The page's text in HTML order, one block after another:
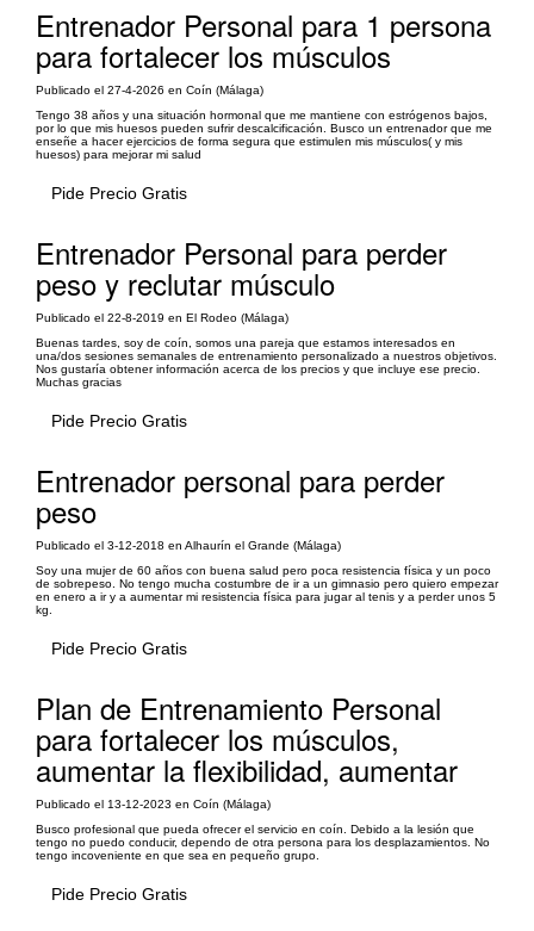
Entrenador Personal para 1 persona
para fortalecer los músculos
Publicado el 27-4-2026 en Coín (Málaga)
Tengo 38 años y una situación hormonal que me mantiene con estrógenos bajos,
por lo que mis huesos pueden sufrir descalcificación. Busco un entrenador que me
enseñe a hacer ejercicios de forma segura que estimulen mis músculos( y mis
huesos) para mejorar mi salud
Pide Precio Gratis
Entrenador Personal para perder
peso y reclutar músculo
Publicado el 22-8-2019 en El Rodeo (Málaga)
Buenas tardes, soy de coín, somos una pareja que estamos interesados en
una/dos sesiones semanales de entrenamiento personalizado a nuestros objetivos.
Nos gustaría obtener información acerca de los precios y que incluye ese precio.
Muchas gracias
Pide Precio Gratis
Entrenador personal para perder
peso
Publicado el 3-12-2018 en Alhaurín el Grande (Málaga)
Soy una mujer de 60 años con buena salud pero poca resistencia física y un poco
de sobrepeso. No tengo mucha costumbre de ir a un gimnasio pero quiero empezar
en enero a ir y a aumentar mi resistencia física para jugar al tenis y a perder unos 5
kg.
Pide Precio Gratis
Plan de Entrenamiento Personal
para fortalecer los músculos,
aumentar la flexibilidad, aumentar
Publicado el 13-12-2023 en Coín (Málaga)
Busco profesional que pueda ofrecer el servicio en coín. Debido a la lesión que
tengo no puedo conducir, dependo de otra persona para los desplazamientos. No
tengo incoveniente en que sea en pequeño grupo.
Pide Precio Gratis